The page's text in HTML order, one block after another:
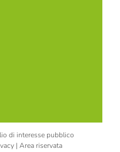
di interesse pubblico
| Area riservata